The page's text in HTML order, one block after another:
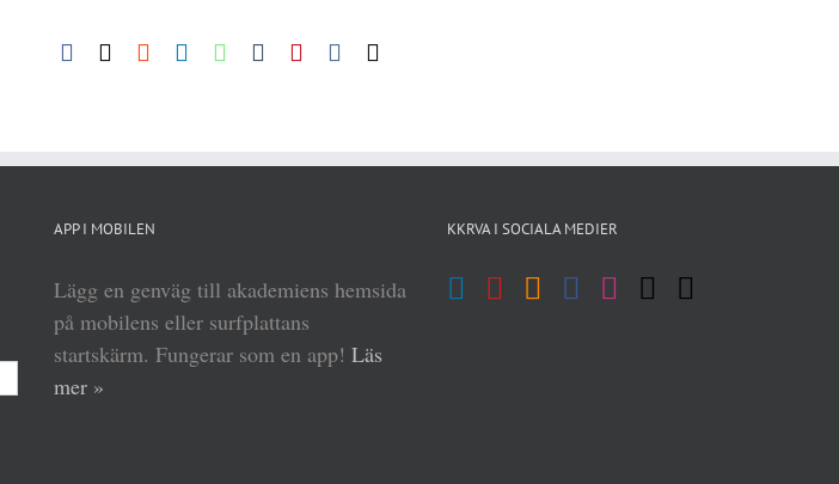
Facebook RedditLinkedInWhatsApp
TumblrPinterest
Vk
APP I MOBILEN
Lägg en genväg till akademiens hemsida
på mobilens eller surfplattans
startskärm. Fungerar som en app! Läs
mer »
KKRVA I SOCIALA MEDIER